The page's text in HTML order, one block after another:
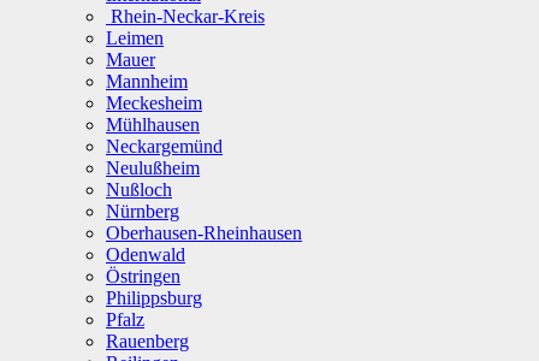
Rhein-Neckar-Kreis
Leimen
Mauer
Mannheim
Meckesheim
Mühlhausen
Neckargemünd
Neulußheim
Nußloch
Nürnberg
Oberhausen-Rheinhausen
Odenwald
Östringen
Philippsburg
Pfalz
Rauenberg